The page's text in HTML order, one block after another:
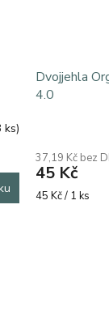
ks)
Dvojjehla
4.0
37,19 Kč bez
45 Kč
Měrná
45 Kč / 1 ks